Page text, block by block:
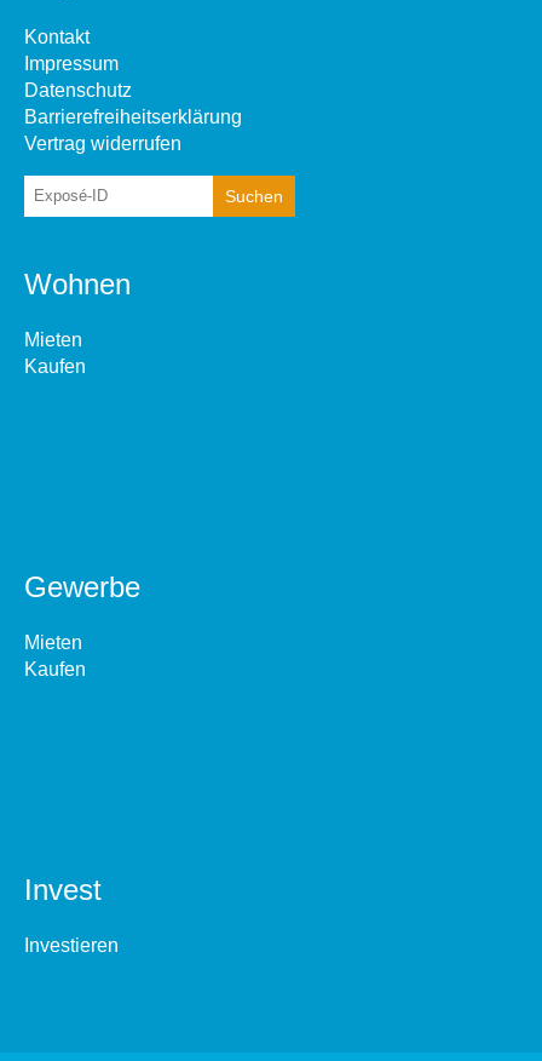
Kontakt
Impressum
Datenschutz
Barrierefreiheitserklärung
Vertrag widerrufen
Wohnen
Mieten
Kaufen
Gewerbe
Mieten
Kaufen
Invest
Investieren